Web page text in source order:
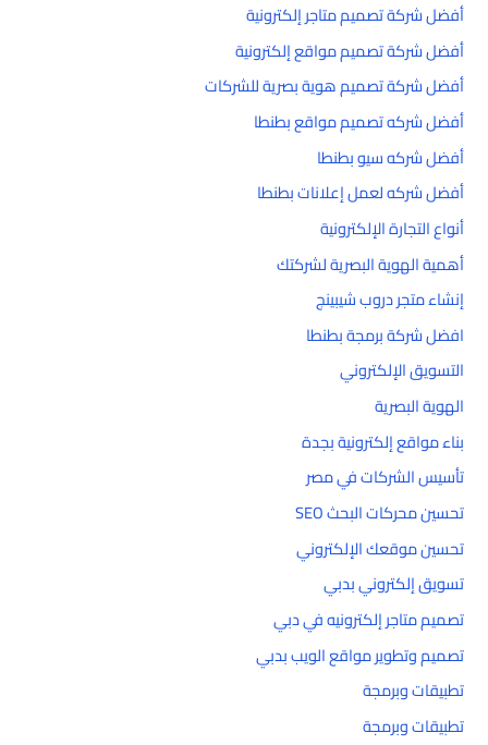
أفضل شركة تصميم متاجر إلكترونية
أفضل شركة تصميم مواقع إلكترونية
أفضل شركة تصميم هوية بصرية للشركات
أفضل شركه تصميم مواقع بطنطا
أفضل شركه سيو بطنطا
أفضل شركه لعمل إعلانات بطنطا
أنواع التجارة الإلكترونية
أهمية الهوية البصرية لشركتك
إنشاء متجر دروب شيبينج
افضل شركة برمجة بطنطا
التسويق الإلكتروني
الهوية البصرية
بناء مواقع إلكترونية بجدة
تأسيس الشركات في مصر
تحسين محركات البحث SEO
تحسين موقعك الإلكتروني
تسويق إلكتروني بدبي
تصميم متاجر إلكترونيه في دبي
تصميم وتطوير مواقع الويب بدبي
تطبيقات وبرمجة
تطبيقات وبرمجة